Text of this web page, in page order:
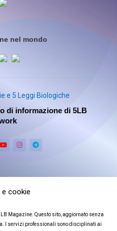
nel mondo
di informazione di 5LB
Magazine. Questo sito, aggiornato senza
I servizi professionali sono disciplinati ai
e cookie